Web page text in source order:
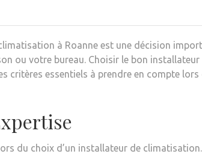
à Roanne est une décision
ou votre bureau. Choisir le bon
critères essentiels à prendre en compte
du choix d’un installateur de